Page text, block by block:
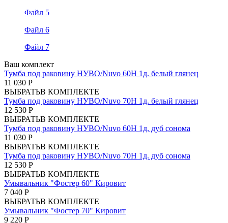
Файл 5
Файл 6
Файл 7
Ваш комплект
Тумба под раковину НУВО/Nuvo 60Н 1д. белый глянец
11 030 Р
ВЫБРАТЬВ КОМПЛЕКТЕ
Тумба под раковину НУВО/Nuvo 70Н 1д. белый глянец
12 530 Р
ВЫБРАТЬВ КОМПЛЕКТЕ
Тумба под раковину НУВО/Nuvo 60Н 1д. дуб сонома
11 030 Р
ВЫБРАТЬВ КОМПЛЕКТЕ
Тумба под раковину НУВО/Nuvo 70Н 1д. дуб сонома
12 530 Р
ВЫБРАТЬВ КОМПЛЕКТЕ
Умывальник "Фостер 60" Кировит
7 040 Р
ВЫБРАТЬВ КОМПЛЕКТЕ
Умывальник "Фостер 70" Кировит
9 220 Р